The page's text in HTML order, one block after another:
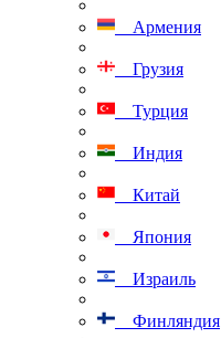
Армения
Грузия
Турция
Индия
Китай
Япония
Израиль
Финляндия